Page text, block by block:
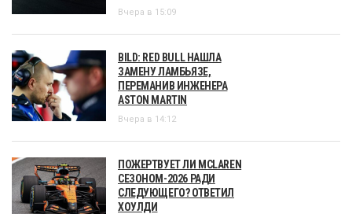
Вчера в 15:09
BILD: RED BULL НАШЛА
ЗАМЕНУ ЛАМБЬЯЗЕ,
ПЕРЕМАНИВ ИНЖЕНЕРА
ASTON MARTIN
Вчера в 14:12
ПОЖЕРТВУЕТ ЛИ MCLAREN
СЕЗОНОМ-2026 РАДИ
СЛЕДУЮЩЕГО? ОТВЕТИЛ
ХОУЛДИ